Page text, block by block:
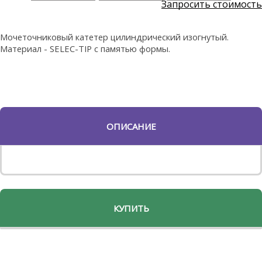
Запросить стоимость
Мочеточниковый катетер цилиндрический изогнутый.
Материал - SELEC-TIP с памятью формы.
ОПИСАНИЕ
КУПИТЬ